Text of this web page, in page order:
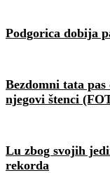
Podgorica dobija
Bezdomni tata pas
njegovi štenci
Lu zbog svojih
rekorda